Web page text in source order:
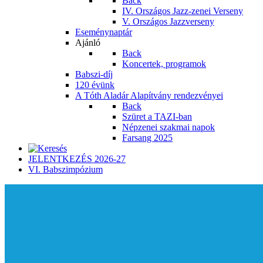
IV. Országos Jazz-zenei Verseny
V. Országos Jazzverseny
Eseménynaptár
Ajánló
Back
Koncertek, programok
Babszi-díj
120 évünk
A Tóth Aladár Alapítvány rendezvényei
Back
Szüret a TAZI-ban
Népzenei szakmai napok
Farsang 2025
JELENTKEZÉS 2026-27
VI. Babszimpózium